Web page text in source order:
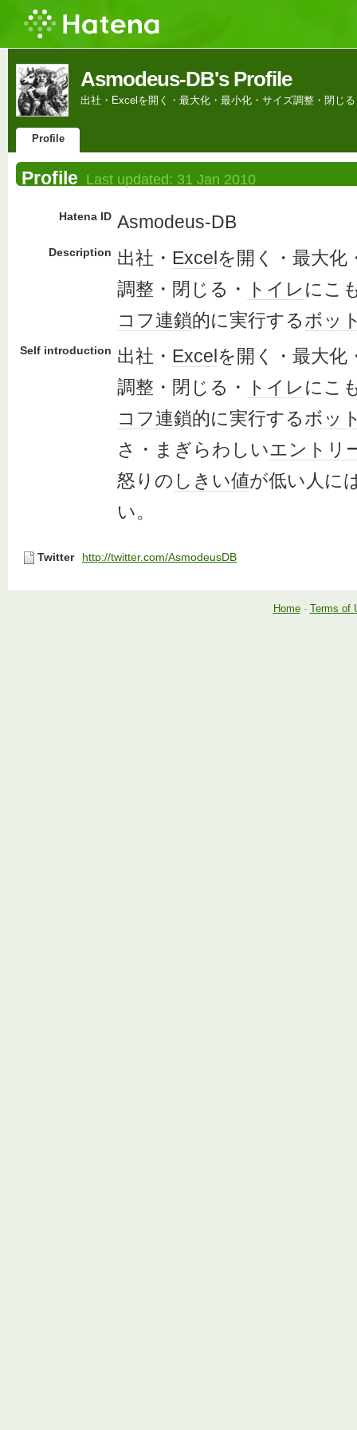
Asmodeus-DB's Profile
出社・Excelを開く・最大化・最小化・サイズ調整・閉じ
Profile
Profile Last updated: 31 Jan 2010
Hatena ID Asmodeus-DB
Description 出社・ Excel を開く・最大化
調整・閉じる・
トイレにこ
コフ連鎖的に実行するボッ
Self introduction 出社・ Excel を開く・最大化
調整・閉じる・
トイレにこ
コフ連鎖的に実行するボッ
さ・まぎらわしいエントリ
怒りの しきい値が低い人に
い。
Twitter http://twitter.com/AsmodeusDB
Home- Terms of